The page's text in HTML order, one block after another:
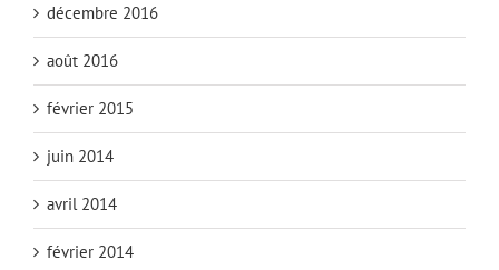
décembre 2016
août 2016
février 2015
juin 2014
avril 2014
février 2014